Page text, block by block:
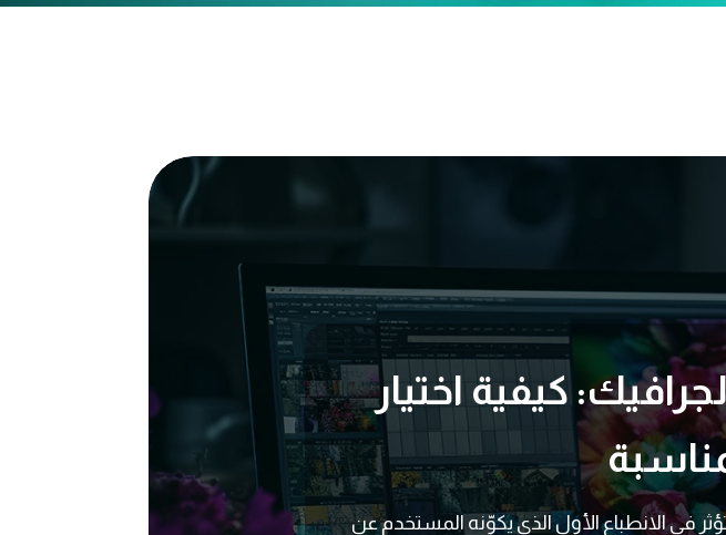
كيفية اختيار
في الانطباع الأول الذي يكوّنه المستخدم عن